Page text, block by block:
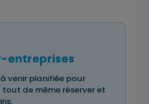
entreprises
à venir planifiée pour
tout de même réserver et